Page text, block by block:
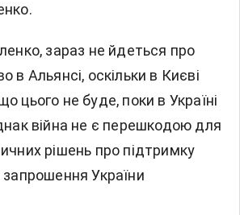
зараз не йдеться про
в Альянсі, оскільки в Києві
цього не буде, поки в Україні
війна не є перешкодою для
рішень про підтримку
України